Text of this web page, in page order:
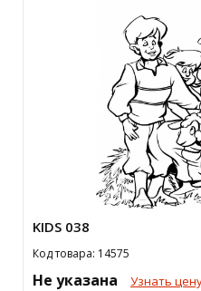
KIDS 038
Код товара: 14575
Не указана Узнать